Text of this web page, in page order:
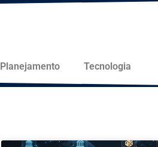
Planejamento Tecnologia